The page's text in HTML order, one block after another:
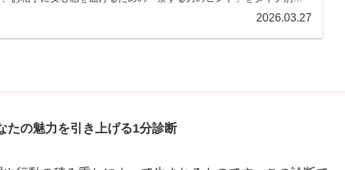
2026.03.27
たの魅力を引き上げる1分診断